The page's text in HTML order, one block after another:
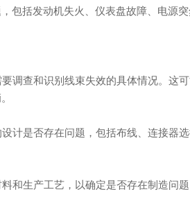
包括发动机失火、仪表盘故障、电源
调查和识别线束失效的具体情况。这
计是否存在问题，包括布线、连接器
和生产工艺，以确定是否存在制造问